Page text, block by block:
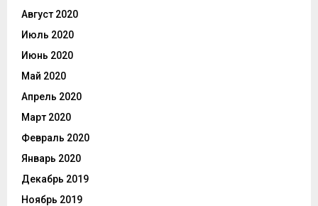
Август 2020
Июль 2020
Июнь 2020
Май 2020
Апрель 2020
Март 2020
Февраль 2020
Январь 2020
Декабрь 2019
Ноябрь 2019